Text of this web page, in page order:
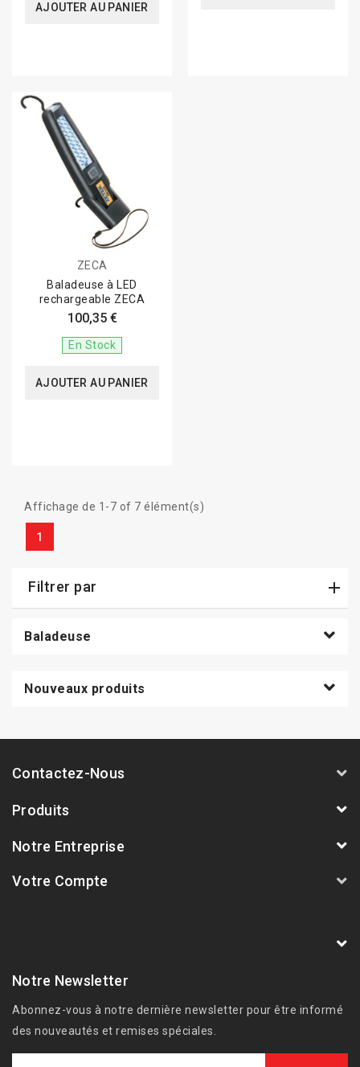
AJOUTER AU PANIER
ZECA
Baladeuse à LED
rechargeable ZECA
100,35 €
En Stock
AJOUTER AU PANIER
Affichage de 1-7 of 7 élément(s)
1
Filtrer par
Baladeuse
Nouveaux produits
Contactez-Nous
Produits
Notre Entreprise
Votre Compte
Notre Newsletter
Abonnez-vous à notre dernière newsletter pour être informé
des nouveautés et remises spéciales.